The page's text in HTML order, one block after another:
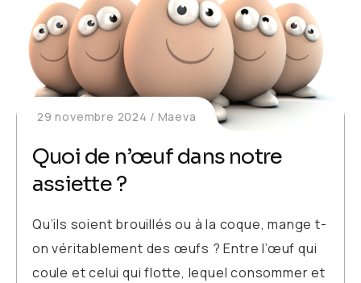
29 novembre 2024 Maeva
Quoi de n’œuf dans notre
assiette ?
Qu’ils soient brouillés ou à la coque, mange t-
on véritablement des œufs ? Entre l’œuf qui
coule et celui qui flotte, lequel consommer et